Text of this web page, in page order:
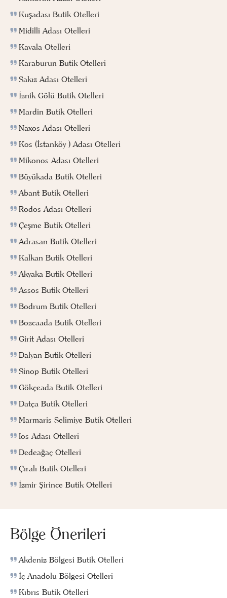
Kuşadası Butik Otelleri
Midilli Adası Otelleri
Kavala Otelleri
Karaburun Butik Otelleri
Sakız Adası Otelleri
İznik Gölü Butik Otelleri
Mardin Butik Otelleri
Naxos Adası Otelleri
Kos (İstanköy ) Adası Otelleri
Mikonos Adası Otelleri
Büyükada Butik Otelleri
Abant Butik Otelleri
Rodos Adası Otelleri
Çeşme Butik Otelleri
Adrasan Butik Otelleri
Kalkan Butik Otelleri
Akyaka Butik Otelleri
Assos Butik Otelleri
Bodrum Butik Otelleri
Bozcaada Butik Otelleri
Girit Adası Otelleri
Dalyan Butik Otelleri
Sinop Butik Otelleri
Gökçeada Butik Otelleri
Datça Butik Otelleri
Marmaris Selimiye Butik Otelleri
Ios Adası Otelleri
Dedeağaç Otelleri
Çıralı Butik Otelleri
İzmir Şirince Butik Otelleri
Bölge Önerileri
Akdeniz Bölgesi Butik Otelleri
İç Anadolu Bölgesi Otelleri
Kıbrıs Butik Otelleri